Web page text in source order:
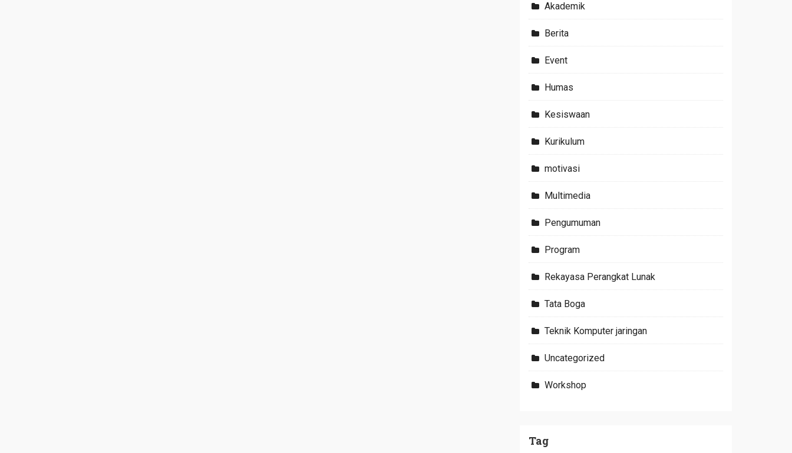
Akademik
Berita
Event
Humas
Kesiswaan
Kurikulum
motivasi
Multimedia
Pengumuman
Program
Rekayasa Perangkat Lunak
Tata Boga
Teknik Komputer jaringan
Uncategorized
Workshop
Tag